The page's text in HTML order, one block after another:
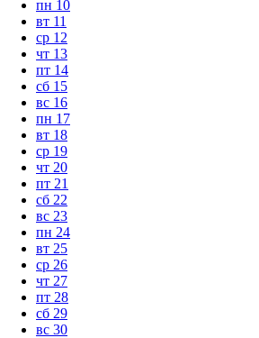
пн 10
вт 11
ср 12
чт 13
пт 14
сб 15
вс 16
пн 17
вт 18
ср 19
чт 20
пт 21
сб 22
вс 23
пн 24
вт 25
ср 26
чт 27
пт 28
сб 29
вс 30